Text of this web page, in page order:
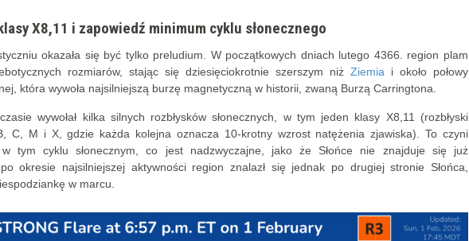
X8,11 i zapowiedź minimum cyklu słonecznego
okazała się być tylko preludium. W początkowych dniach lutego 4366. region plam
rozmiarów, stając się dziesięciokrotnie szerszym niż Ziemia i około połowy
która wywoła najsilniejszą burzę magnetyczną w historii, zwaną Burzą Carringtona.
wywołał kilka silnych rozbłysków słonecznych, w tym jeden klasy X8,11 (rozbłyski
C, M i X, gdzie każda kolejna oznacza 10-krotny wzrost natężenia zjawiska). To czyni
tym cyklu słonecznym, co jest nadzwyczajne, jako że Słońce nie znajduje się już
okresie najsilniejszej aktywności region znalazł się jednak po drugiej stronie Słońca,
w marcu.